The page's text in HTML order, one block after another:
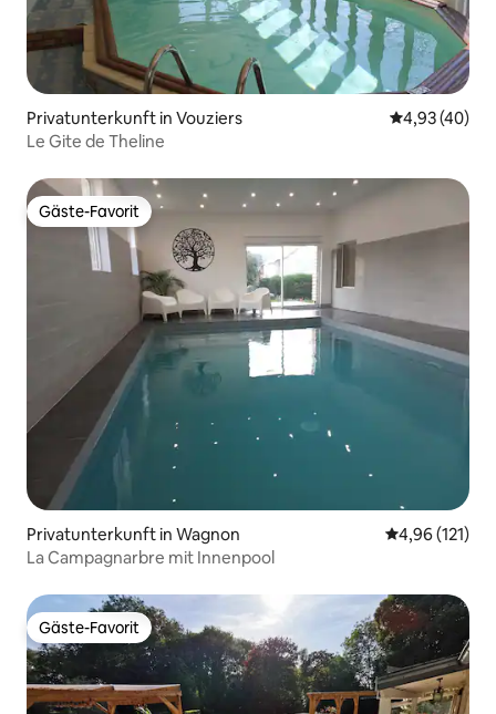
Privatunterkunft in Vouziers
4,93 (40)
Le Gite de Theline
Gäste-Favorit
Gäste-Favorit
Privatunterkunft in Wagnon
4,96 (121)
La Campagnarbre mit Innenpool
Gäste-Favorit
Gäste-Favorit